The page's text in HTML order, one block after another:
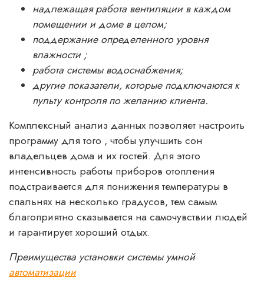
надлежащая работа вентиляции в каждом
помещении и доме в целом;
поддержание определенного уровня
влажности ;
работа системы водоснабжения;
другие показатели, которые подключаются к
пульту контроля по желанию клиента.
Комплексный анализ данных позволяет настроить
программу для того , чтобы улучшить сон
владельцев дома и их гостей. Для этого
интенсивность работы приборов отопления
подстраивается для понижения температуры в
спальнях на несколько градусов, тем самым
благоприятно сказывается на самочувствии людей
и гарантирует хороший отдых.
Преимущества установки системы умной
автоматизации